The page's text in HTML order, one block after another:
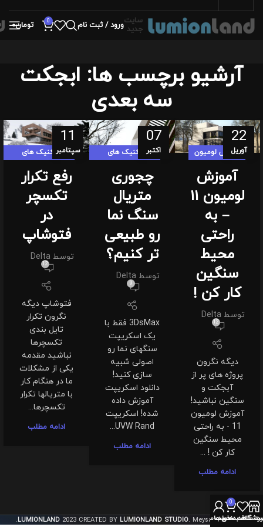
سایت
جدید ورود / ثبت نام 0 تومان0
آرشیو برچسب ها: ابجکت
سه بعدی
22
آوریلآموزش لومیون
آموزش
لومیون 11
– به
راحتی
محیط
سنگین
کار کن !
توسط Delta
12
دیگه نگرون
پروژه های پر از
آبجکت و
سنگین نباشید!
آموزش لومیون
11 - به راحتی
محیط سنگین
کار کن ! ...
ادامه مطلب
07
اکتبر
تکنیک های
چجوری
متریال
سنگ نما
رو طبیعی
تر کنیم؟
توسط Delta
9
3DsMax فقط با
یک اسکریپت
سنگهای نما رو
اصولی شبیه
سازی کنید!
دانلود اسکریپت
آموزش داده
شده! اسکریپت
UVW Rand...
ادامه مطلب
11
سپتامبرتکنیک های
رفع تکرار
تکسچر
در
فتوشاپ
توسط Delta
12
فتوشاپ دیگه
نگرون تکرار
تایل بندی
تکسچرها
نباشید مقدمه
یکی از مشکلات
ما در هنگام کار
با متریالها تکرار
تکسچرها...
ادامه مطلب
LUMIONLAND 2023 CREATED BY LUMIONLAND STUDIO. Meysam Khosravi.
علاقه مندی ها
0
سبد خرید
حساب من